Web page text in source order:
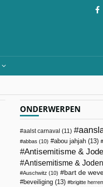
ONDERWERPEN
aalst carnaval (11)
abbas (10) abou jahjah (13)
Antisemitisme &
Antisemitisme &
Auschwitz (10) bart de
beveiliging (13) brigitte